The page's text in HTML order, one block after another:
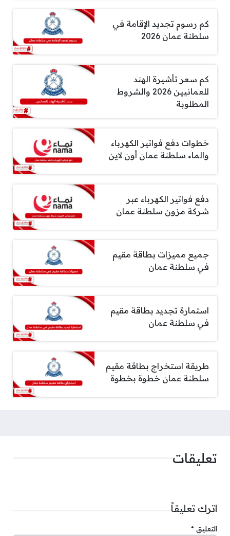
كم رسوم تجديد الإقامة في
سلطنة عمان 2026
كم سعر تأشيرة الهند
للعمانيين 2026 والشروط
المطلوبة
خطوات دفع فواتير الكهرباء
والماء سلطنة عمان أون لاين
دفع فواتير الكهرباء عبر
شركة مزون سلطنة عمان
جميع مميزات بطاقة مقيم
في سلطنة عمان
استمارة تجديد بطاقة مقيم
في سلطنة عمان
طريقة استخراج بطاقة مقيم
سلطنة عمان خطوة بخطوة
تعليقات
اترك تعليقاً
التعليق *